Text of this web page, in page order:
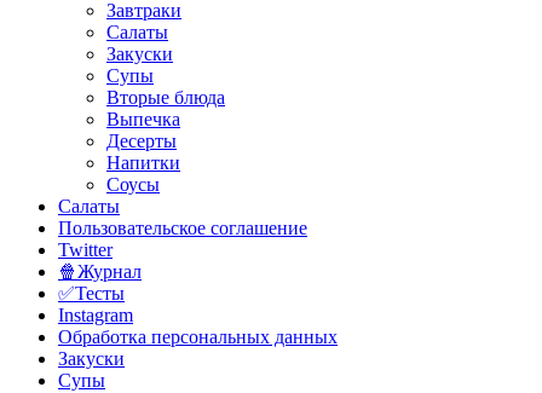
Завтраки
Салаты
Закуски
Супы
Вторые блюда
Выпечка
Десерты
Напитки
Соусы
Салаты
Пользовательское соглашение
Twitter
🍿Журнал
✅Тесты
Instagram
Обработка персональных данных
Закуски
Супы